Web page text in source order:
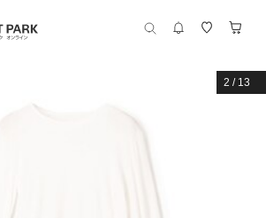
2 / 13